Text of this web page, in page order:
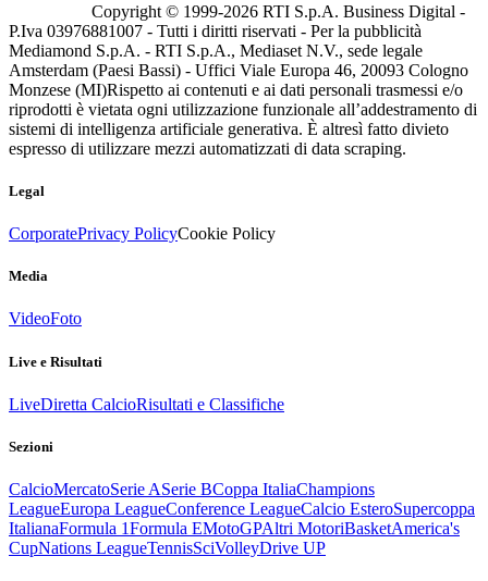
Copyright © 1999-2026 RTI S.p.A. Business Digital -
P.Iva 03976881007 - Tutti i diritti riservati - Per la pubblicità
Mediamond S.p.A. - RTI S.p.A., Mediaset N.V., sede legale
Amsterdam (Paesi Bassi) - Uffici Viale Europa 46, 20093 Cologno
Monzese (MI)Rispetto ai contenuti e ai dati personali trasmessi e/o
riprodotti è vietata ogni utilizzazione funzionale all’addestramento di
sistemi di intelligenza artificiale generativa. È altresì fatto divieto
espresso di utilizzare mezzi automatizzati di data scraping.
Legal
CorporatePrivacy PolicyCookie Policy
Media
VideoFoto
Live e Risultati
LiveDiretta CalcioRisultati e Classifiche
Sezioni
CalcioMercatoSerie ASerie BCoppa ItaliaChampions
LeagueEuropa LeagueConference LeagueCalcio EsteroSupercoppa
ItalianaFormula 1Formula EMotoGPAltri MotoriBasketAmerica's
CupNations LeagueTennisSciVolleyDrive UP